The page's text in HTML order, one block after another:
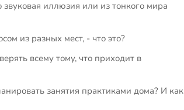
иллюзия или из тонкого мира
из разных мест, - что это?
всему тому, что приходит в
занятия практиками дома? И как